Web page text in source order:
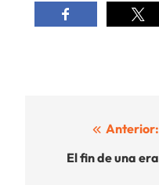
Navegación
Anterior:
El fin de una era